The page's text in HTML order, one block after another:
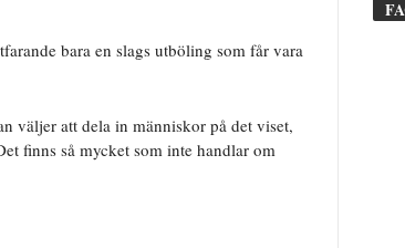
bara en slags utböling som får vara
väljer att dela in människor på det viset,
finns så mycket som inte handlar om